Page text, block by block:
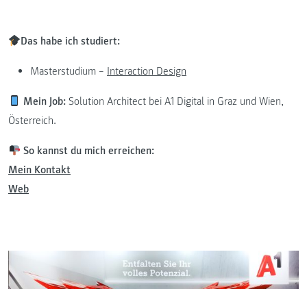
Das habe ich studiert:
Masterstudium – Interaction Design
Mein Job: Solution Architect bei A1 Digital in Graz und Wien,
Österreich.
So kannst du mich erreichen:
Mein Kontakt
Web